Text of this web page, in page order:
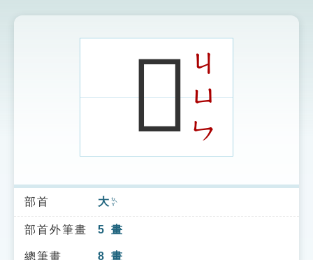
索引選單
知識索引
單字索引
示
圖
𡗽 ㄐ
ㄩ
ㄣ
部首 大 ㄉㄚˋ
部首外筆畫 5 畫
總筆畫 8 畫